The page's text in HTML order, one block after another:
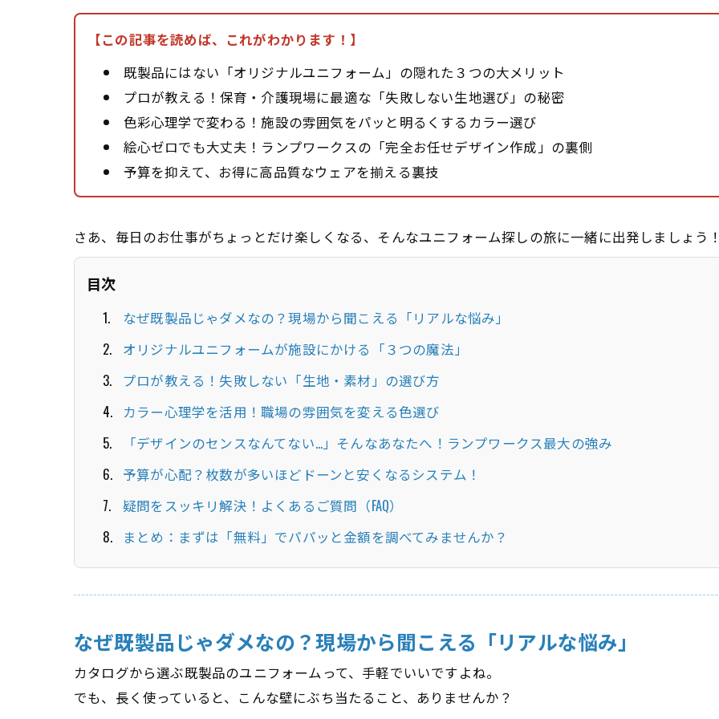
【この記事を読めば、これがわかります！】
既製品にはない「オリジナルユニフォーム」の隠れた３つの大メリット
プロが教える！保育・介護現場に最適な「失敗しない生地選び」の秘密
色彩心理学で変わる！施設の雰囲気をパッと明るくするカラー選び
絵心ゼロでも大丈夫！ランプワークスの「完全お任せデザイン作成」の裏側
予算を抑えて、お得に高品質なウェアを揃える裏技
さあ、毎日のお仕事がちょっとだけ楽しくなる、そんなユニフォーム探しの旅に一緒に出発しましょう
目次
なぜ既製品じゃダメなの？現場から聞こえる「リアルな悩み」
オリジナルユニフォームが施設にかける「３つの魔法」
プロが教える！失敗しない「生地・素材」の選び方
カラー心理学を活用！職場の雰囲気を変える色選び
「デザインのセンスなんてない…」そんなあなたへ！ランプワークス最大の強み
予算が心配？枚数が多いほどドーンと安くなるシステム！
疑問をスッキリ解決！よくあるご質問（FAQ）
まとめ：まずは「無料」でパパッと金額を調べてみませんか？
なぜ既製品じゃダメなの？現場から聞こえる「リアルな悩み」
カタログから選ぶ既製品のユニフォームって、手軽でいいですよね。
でも、長く使っていると、こんな壁にぶち当たること、ありませんか？